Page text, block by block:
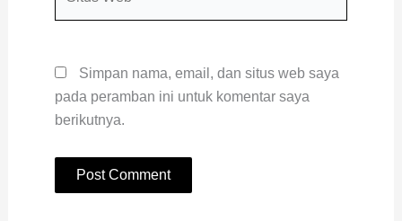
Simpan nama, email, dan situs web saya
pada peramban ini untuk komentar saya
berikutnya.